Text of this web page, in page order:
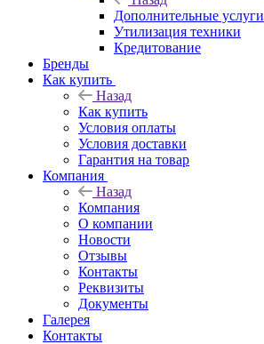
Дополнительные услуги
Утилизация техники
Кредитование
Бренды
Как купить
Назад
Как купить
Условия оплаты
Условия доставки
Гарантия на товар
Компания
Назад
Компания
О компании
Новости
Отзывы
Контакты
Реквизиты
Документы
Галерея
Контакты